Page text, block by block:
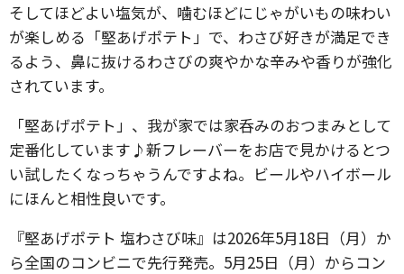
そしてほどよい塩気が、噛むほどにじゃがいもの味わい
が楽しめる「堅あげポテト」で、わさび好きが満足でき
るよう、鼻に抜けるわさびの爽やかな辛みや香りが強化
されています。
「堅あげポテト」、我が家では家呑みのおつまみとして
定番化しています♪新フレーバーをお店で見かけるとつ
い試したくなっちゃうんですよね。ビールやハイボール
にほんと相性良いです。
『堅あげポテト 塩わさび味』は2026年5月18日（月）か
ら全国のコンビニで先行発売。5月25日（月）からコン